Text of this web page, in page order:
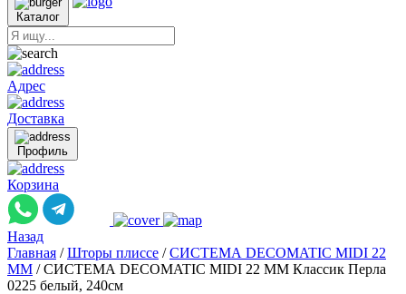
Каталог
Адрес
Доставка
Профиль
Корзина
Назад
Главная / Шторы плиссе / СИСТЕМА DECOMATIC MIDI 22
ММ / СИСТЕМА DECOMATIC MIDI 22 ММ Классик Перла
0225 белый, 240см